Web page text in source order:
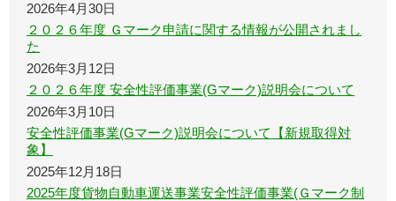
2026年4月30日
２０２６年度 Ｇマーク申請に関する情報が公開されまし
た
2026年3月12日
２０２６年度 安全性評価事業(Gマーク)説明会について
2026年3月10日
安全性評価事業(Gマーク)説明会について【新規取得対
象】
2025年12月18日
2025年度貨物自動車運送事業安全性評価事業(Ｇマーク制